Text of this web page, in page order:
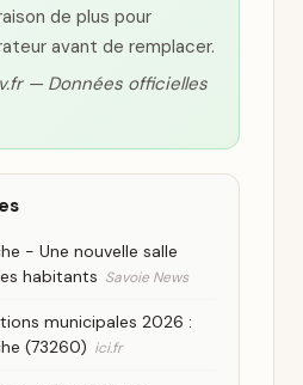
de plus pour
avant de remplacer.
— Données officielles
- Une nouvelle salle
habitants Savoie News
municipales 2026 :
(73260) ici.fr